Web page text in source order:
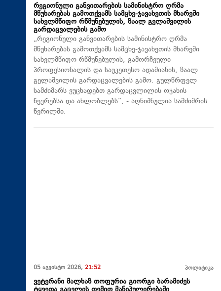
რეგიონული განვითარების სამინისტრო ღრმა
მწუხარებას გამოთქვამს სამცხე-ჯავახეთის მხარეში
სახელმწიფო რწმუნებულის, ზაალ გელაშვილის
გარდაცვალების გამო
„რეგიონული განვითარების სამინისტრო ღრმა
მწუხარებას გამოთქვამს სამცხე-ჯავახეთის მხარეში
სახელმწიფო რწმუნებულის, გამორჩეული
პროფესიონალის და საუკეთესო ადამიანის, ზაალ
გელაშვილის გარდაცვალების გამო. გულწრფელ
სამძიმარს ვუცხადებთ გარდაცვლილის ოჯახის
წევრებსა და ახლობლებს“, - აღნიშნულია სამძიმრის
წერილში.
05 აგვისტო 2026, 21:52 პოლიტიკა
ვეტერანი მალხაზ თოფურია გიორგი ბარამიძეს